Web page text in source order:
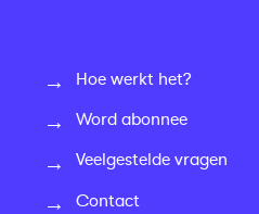
Hoe werkt het?
Word abonnee
Veelgestelde vragen
Contact